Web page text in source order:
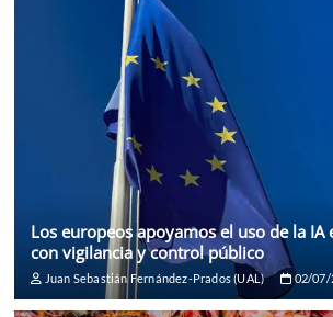
Los europeos apoyamos el uso de la IA
con vigilancia y control público
Juan Sebastián Fernández-Prados (UAL) 02/07/